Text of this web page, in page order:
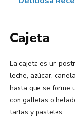
Cajeta
La cajeta es un
leche, azúcar,
hasta que se forme
con galletas o
tartas y pasteles.